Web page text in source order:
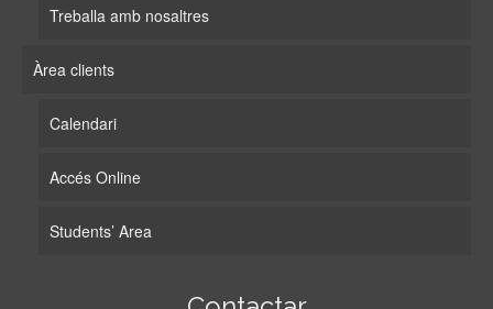
Treballa amb nosaltres
Àrea clients
Calendari
Accés Online
Students’ Area